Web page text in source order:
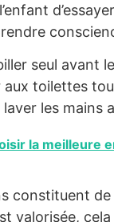
seul avant
toilettes
les mains
la meilleure
constituent
valorisée,